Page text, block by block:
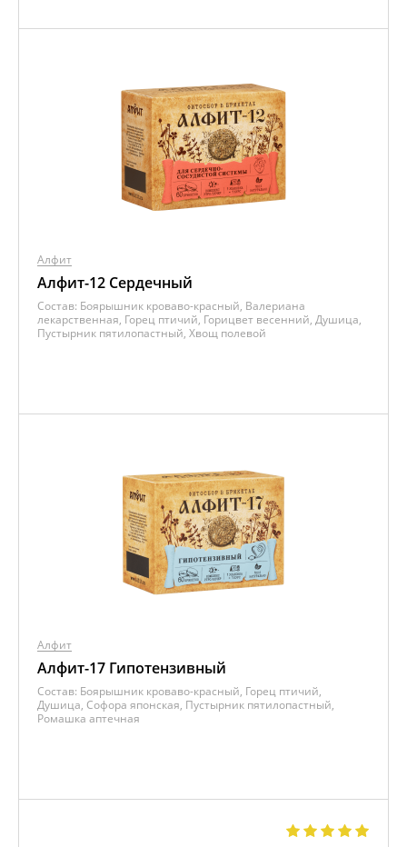
Алфит
Алфит-12 Сердечный
Состав: Боярышник кроваво-красный, Валериана
лекарственная, Горец птичий, Горицвет весенний, Душица,
Пустырник пятилопастный, Хвощ полевой
Алфит
Алфит-17 Гипотензивный
Состав: Боярышник кроваво-красный, Горец птичий,
Душица, Софора японская, Пустырник пятилопастный,
Ромашка аптечная